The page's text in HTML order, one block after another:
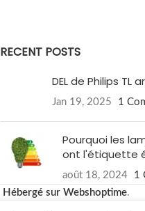
RECENT POSTS
DEL de Philips TL
Jan 19, 2025 1
Pourquoi les
ont l'étiquette
août 18, 2024 1
Hébergé sur Webshoptime.